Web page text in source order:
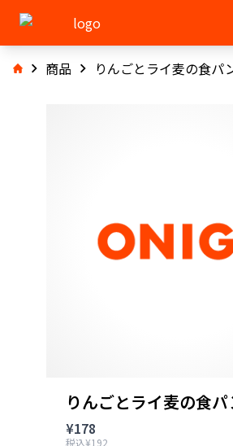
商品 りんごとライ麦の食パ
りんごとライ麦の食
¥178
税込¥192